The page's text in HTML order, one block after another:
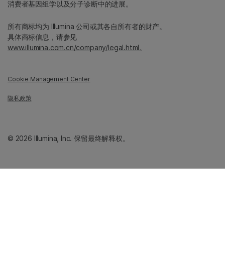
消费者基因组学以及分子诊断中的进展。
所有商标均为 Illumina 公司或其各自所有者的财产。
具体商标信息，请参见
www.illumina.com.cn/company/legal.html。
Cookie Management Center
隐私政策
© 2026 Illumina, Inc. 保留最终解释权。